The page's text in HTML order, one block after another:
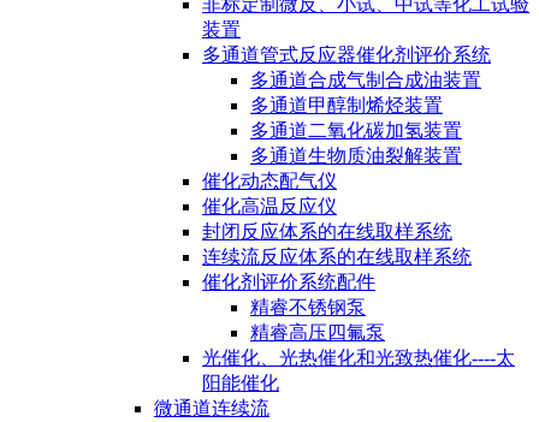
非标定制微反、小试、中试等化工试验
装置
多通道管式反应器催化剂评价系统
多通道合成气制合成油装置
多通道甲醇制烯烃装置
多通道二氧化碳加氢装置
多通道生物质油裂解装置
催化动态配气仪
催化高温反应仪
封闭反应体系的在线取样系统
连续流反应体系的在线取样系统
催化剂评价系统配件
精睿不锈钢泵
精睿高压四氟泵
光催化、光热催化和光致热催化----太
阳能催化
微通道连续流